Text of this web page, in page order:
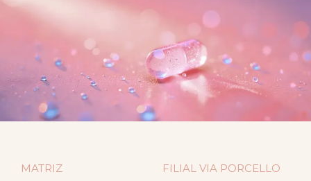
MATRIZ FILIAL VIA PORCELLO